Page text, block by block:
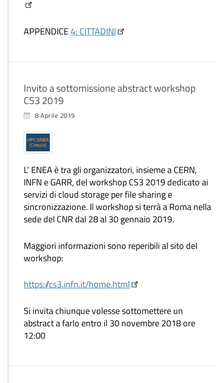
APPENDICE4: CITTADINI
Invito a sottomissione abstract workshop
CS3 2019
8 Aprile 2019
L’ ENEA è tra gli organizzatori, insieme a CERN,
INFN e GARR, del workshop CS3 2019 dedicato ai
servizi di cloud storage per file sharing e
sincronizzazione. Il workshop si terrà a Roma nella
sede del CNR dal 28 al 30 gennaio 2019.
Maggiori informazioni sono reperibili al sito del
workshop:
https://cs3.infn.it/home.html
Si invita chiunque volesse sottomettere un
abstract a farlo entro il 30 novembre 2018 ore
12:00